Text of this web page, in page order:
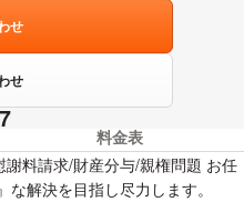
せ
せ
料金表
料請求/財産分与/親権問題 お任
解決を目指し尽力します。